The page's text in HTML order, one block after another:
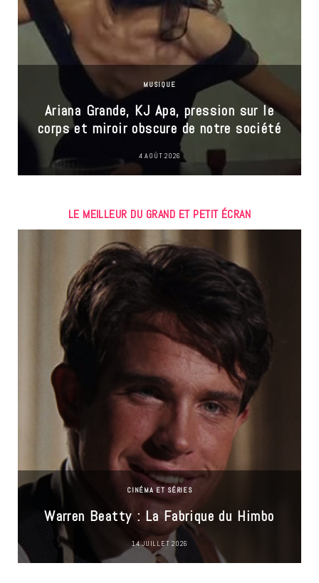
MUSIQUE
Ariana Grande, KJ Apa, pression sur le
corps et miroir obscure de notre société
4 AOÛT 2026
LE MEILLEUR DU GRAND ET PETIT ÉCRAN
CINÉMA ET SÉRIES
Warren Beatty : La Fabrique du Himbo
14 JUILLET 2026